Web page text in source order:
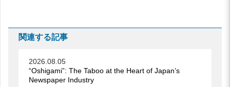
関連する記事
2026.08.05
“Oshigami”: The Taboo at the Heart of Japan’s
Newspaper Industry